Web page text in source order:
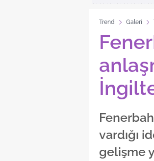
Trend Galeri
vardığı
gelişme